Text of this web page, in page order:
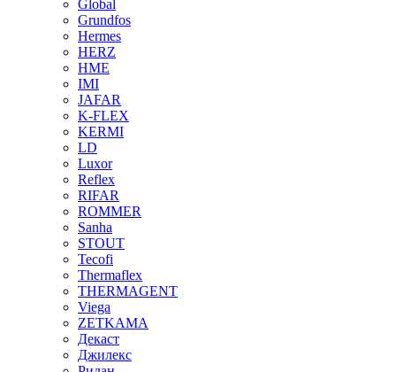
Global
Grundfos
Hermes
HERZ
HME
IMI
JAFAR
K-FLEX
KERMI
LD
Luxor
Reflex
RIFAR
ROMMER
Sanha
STOUT
Tecofi
Thermaflex
THERMAGENT
Viega
ZETKAMA
Декаст
Джилекс